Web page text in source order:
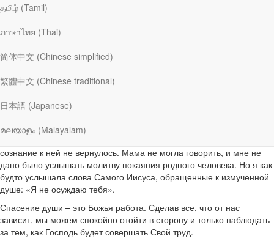
தமிழ் (Tamil)
ภาษาไทย (Thai)
简体中文 (Chinese simplified)
繁體中文 (Chinese traditional)
日本語 (Japanese)
മലയാളം (Malayalam)
После инсульта мама прожила десять месяцев. Все это время я
служила ей своей любовью, читала Библию и продолжала
побуждение читать ей Слово Божье. В голове звучали слова: «Иди
умирающему человеку? Я открыла Библию и начала читать то
прощении Иисусом женщины, взятой в прелюбодеянии (Ин. 8:3-
понимала. После того как я прочла слова Христа: «Я не осуждаю
сознание к ней не вернулось. Мама не могла говорить, и мне не
дано было услышать молитву покаяния родного человека. Но я как
будто услышала слова Самого Иисуса, обращенные к измученной
душе: «Я не осуждаю тебя».
Спасение души – это Божья работа. Сделав все, что от нас
зависит, мы можем спокойно отойти в сторону и только наблюдать
за тем, как Господь будет совершать Свой труд.